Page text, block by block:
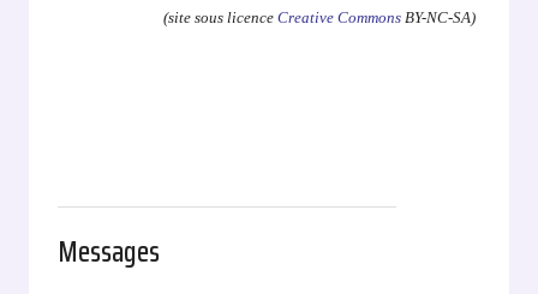
(site sous licence Creative CommonsBY-NC-SA)
Messages